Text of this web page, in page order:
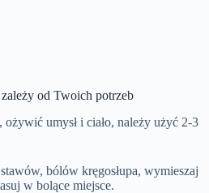
od Twoich potrzeb
umysł i ciało, należy użyć 2-3
bólów kręgosłupa, wymieszaj
w bolące miejsce.